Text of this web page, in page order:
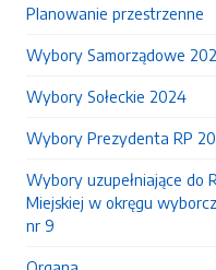
Planowanie przestrzenne
Wybory Samorządowe
Wybory Sołeckie 2024
Wybory Prezydenta RP
Wybory uzupełniające do
Miejskiej w okręgu
nr 9